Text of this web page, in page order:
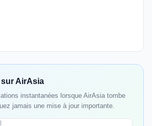
AirAsia
instantanées lorsque AirAsia tombe
jamais une mise à jour importante.